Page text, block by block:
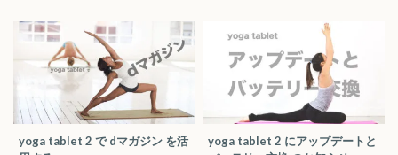
yoga tablet 2 で dマガジン を活
yoga tablet 2 にアップデートと